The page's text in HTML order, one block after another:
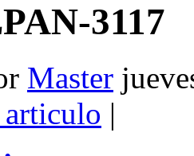
3117
Master
articulo |